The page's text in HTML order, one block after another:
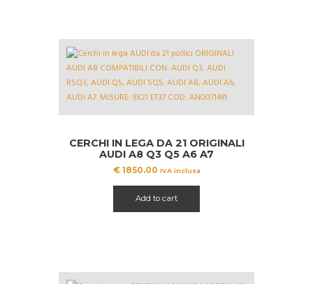
CERCHI IN LEGA DA 21 ORIGINALI
AUDI A8 Q3 Q5 A6 A7
AN0071491
€1850.00 IVA inclusa
Add to cart